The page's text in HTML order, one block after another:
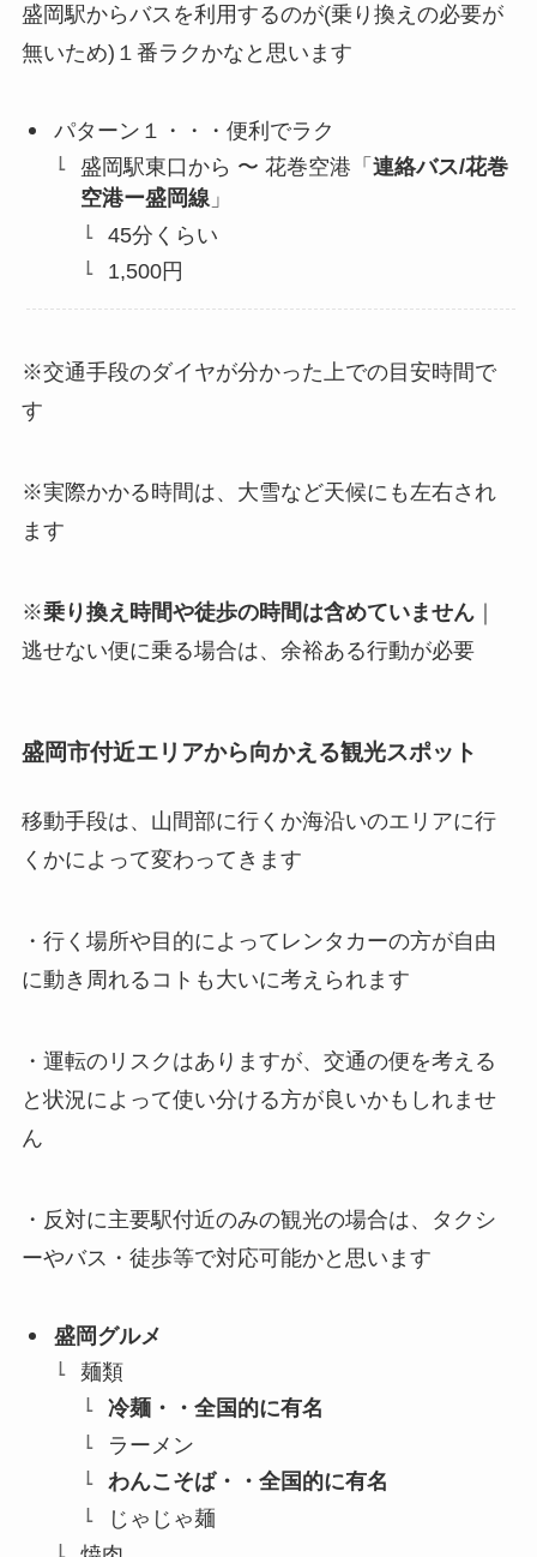
盛岡駅からバスを利用するのが(乗り換えの必要が
無いため)１番ラクかなと思います
パターン１・・・便利でラク
盛岡駅東口から 〜 花巻空港「連絡バス/花巻
空港ー盛岡線 」
45分くらい
1,500円
※交通手段のダイヤが分かった上での目安時間で
す
※実際かかる時間は、大雪など天候にも左右され
ます
※乗り換え時間や徒歩の時間は含めていません｜
逃せない便に乗る場合は、余裕ある行動が必要
盛岡市付近エリアから向かえる観光スポット
移動手段は、山間部に行くか海沿いのエリアに行
くかによって変わってきます
・行く場所や目的によってレンタカーの方が自由
に動き周れるコトも大いに考えられます
・運転のリスクはありますが、交通の便を考える
と状況によって使い分ける方が良いかもしれませ
ん
・反対に主要駅付近のみの観光の場合は、タクシ
ーやバス・徒歩等で対応可能かと思います
盛岡グルメ
麺類
冷麺・・全国的に有名
ラーメン
わんこそば・・全国的に有名
じゃじゃ麺